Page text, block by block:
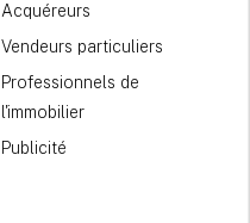
Acquéreurs
Vendeurs particuliers
Professionnels de
l'immobilier
Publicité